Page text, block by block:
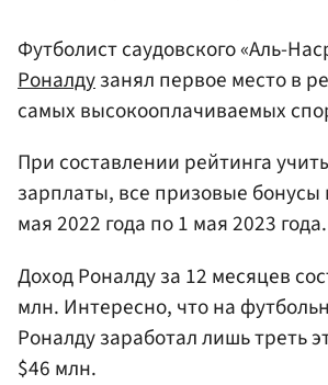
Футболист саудовского «Аль-
Роналдузанял первое место в
самых высокооплачиваемых
При составлении рейтинга
зарплаты, все призовые бонусы
мая 2022 года по 1 мая 2023 года.
Доход Роналду за 12 месяцев
млн. Интересно, что на
Роналду заработал лишь треть
$46 млн.